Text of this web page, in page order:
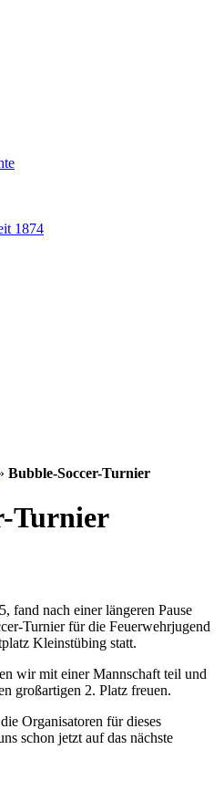
1874
Bubble-Soccer-Turnier
Turnier
fand nach einer längeren Pause
Turnier für die Feuerwehrjugend
Kleinstübing statt.
wir mit einer Mannschaft teil und
großartigen 2. Platz freuen.
Organisatoren für dieses
schon jetzt auf das nächste